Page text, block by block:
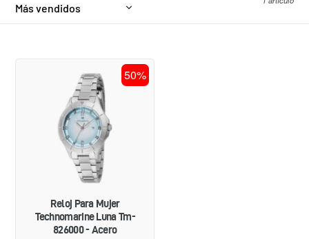
ó
PARA
MUJER
TECHNOMARINE
LUNA
TM-
826000
-
ACERO
50%
Reloj Para Mujer
Technomarine Luna Tm-
826000 - Acero